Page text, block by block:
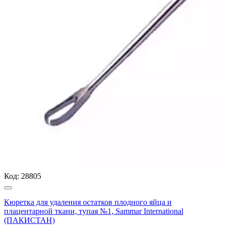
Код: 28805
Кюретка для удаления остатков плодного яйца и
плацентарной ткани, тупая №1, Sammar International
(ПАКИСТАН)